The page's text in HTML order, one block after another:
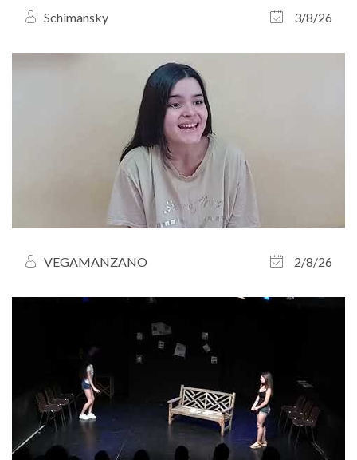
Schimansky 3/8/26
VEGAMANZANO 2/8/26